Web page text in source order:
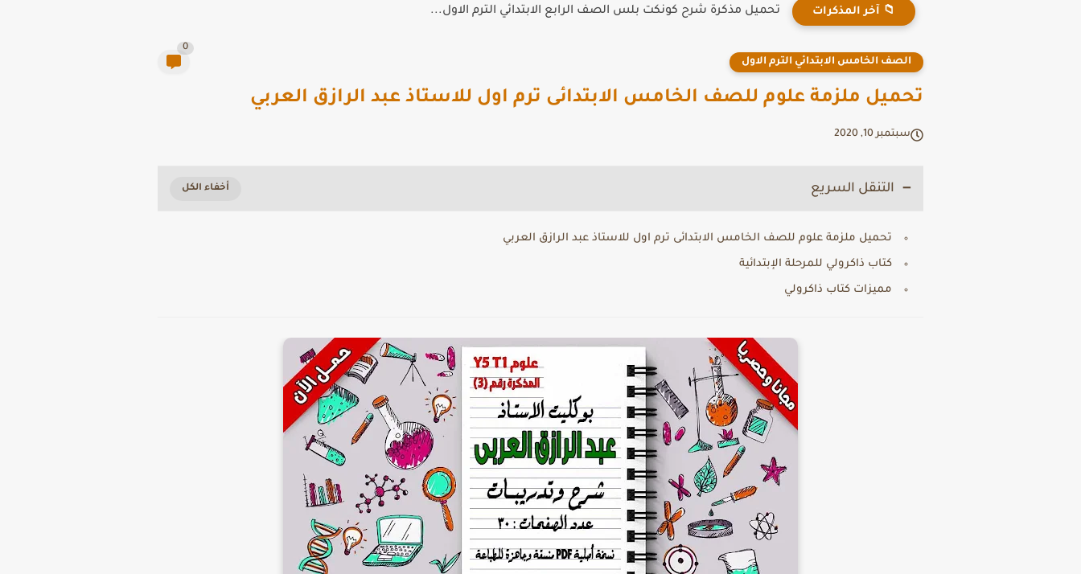
📁 آخر المذكرات تحميل مذكرة شرح كونكت بلس الصف الرابع الابتدائي الترم الاول...
الصف الخامس الابتدائي الترم الاول
0
تحميل ملزمة علوم للصف الخامس الابتدائى ترم اول للاستاذ عبد الرازق العربي
سبتمبر 10, 2020
التنقل السريع
تحميل ملزمة علوم للصف الخامس الابتدائى ترم اول للاستاذ عبد الرازق العربي
كتاب ذاكرولي للمرحلة الإبتدائية
مميزات كتاب ذاكرولي